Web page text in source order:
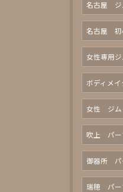
名古屋
名古屋
女性専用
ボディメ
女性 ジム
吹上 パー
御器所 パ
瑞穂 パー